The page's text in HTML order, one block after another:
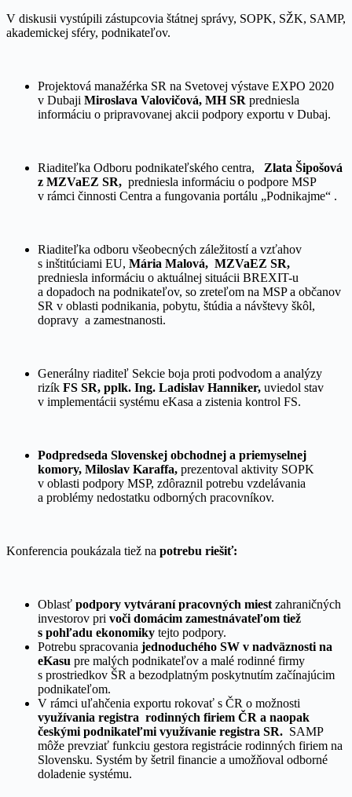
V diskusii vystúpili zástupcovia štátnej správy, SOPK, SŽK, SAMP,
akademickej sféry, podnikateľov.
Projektová manažérka SR na Svetovej výstave EXPO 2020
v Dubaji Miroslava Valovičová, MH SR predniesla
informáciu o pripravovanej akcii podpory exportu v Dubaj.
Riaditeľka Odboru podnikateľského centra,
Zlata Šipošová
z MZVaEZ SR, predniesla informáciu o podpore MSP
v rámci činnosti Centra a fungovania portálu „Podnikajme“ .
Riaditeľka odboru všeobecných záležitostí a vzťahov
s inštitúciami EU, Mária Malová, MZVaEZ SR,
predniesla informáciu o aktuálnej situácii BREXIT-u
a dopadoch na podnikateľov, so zreteľom na MSP a občanov
SR v oblasti podnikania, pobytu, štúdia a návštevy škôl,
dopravy a zamestnanosti.
Generálny riaditeľ Sekcie boja proti podvodom a analýzy
rizík FS SR, pplk. Ing. Ladislav Hanniker, uviedol stav
v implementácii systému eKasa a zistenia kontrol FS.
Podpredseda Slovenskej obchodnej a priemyselnej
komory, Miloslav Karaffa, prezentoval aktivity SOPK
v oblasti podpory MSP, zdôraznil potrebu vzdelávania
a problémy nedostatku odborných pracovníkov.
Konferencia poukázala tiež na potrebu riešiť:
Oblasť podpory vytváraní pracovných miest zahraničných
investorov pri voči domácim zamestnávateľom tiež
s pohľadu ekonomiky tejto podpory.
Potrebu spracovania jednoduchého SW v nadväznosti na
eKasu pre malých podnikateľov a malé rodinné firmy
s prostriedkov ŠR a bezodplatným poskytnutím začínajúcim
podnikateľom.
V rámci uľahčenia exportu rokovať s ČR o možnosti
využívania registra rodinných firiem ČR a naopak
českými podnikateľmi využívanie registra SR. SAMP
môže prevziať funkciu gestora registrácie rodinných firiem na
Slovensku. Systém by šetril financie a umožňoval odborné
doladenie systému.